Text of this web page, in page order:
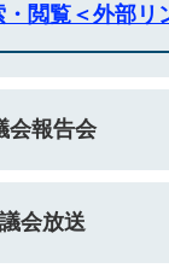
閲覧＜外部リ
会報告会
議会放送